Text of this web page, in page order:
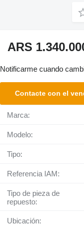
ARS
Notificarme cuando
Contacte con el
Marca:
Modelo:
Tipo:
Referencia IAM:
Tipo de pieza de
repuesto:
Ubicación: